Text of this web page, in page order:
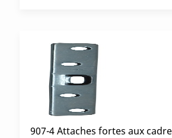
907-4 Attaches fortes aux